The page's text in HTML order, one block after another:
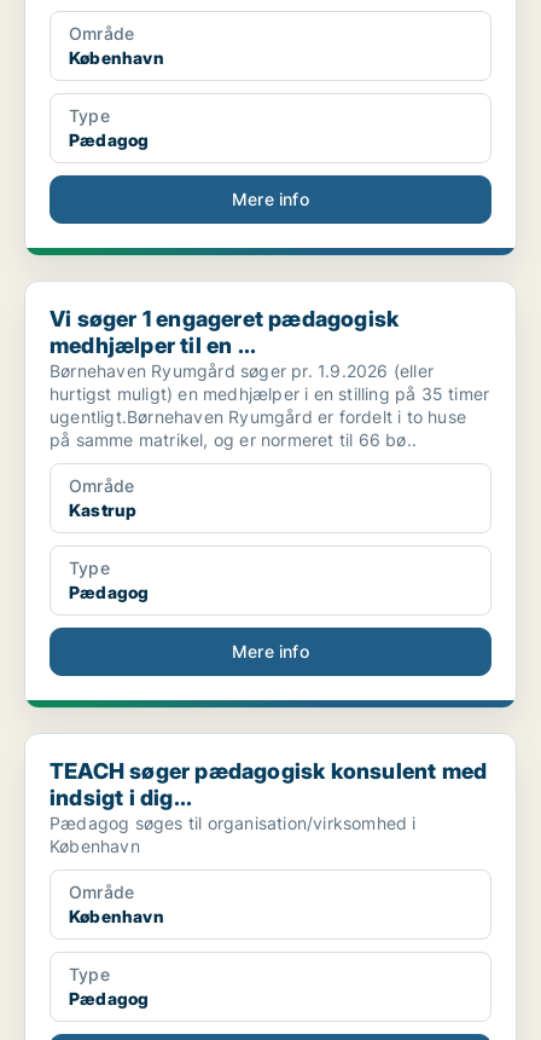
Område
København
Type
Pædagog
Mere info
Vi søger 1 engageret pædagogisk medhjælper til en ...
Vi søger 1 engageret pædagogisk
medhjælper til en ...
Børnehaven Ryumgård søger pr. 1.9.2026 (eller
hurtigst muligt) en medhjælper i en stilling på 35 timer
ugentligt.Børnehaven Ryumgård er fordelt i to huse
på samme matrikel, og er normeret til 66 bø..
Område
Kastrup
Type
Pædagog
Mere info
TEACH søger pædagogisk konsulent med indsigt i dig...
TEACH søger pædagogisk konsulent med
indsigt i dig...
Pædagog søges til organisation/virksomhed i
København
Område
København
Type
Pædagog